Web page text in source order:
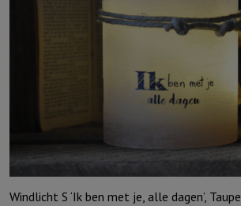
Windlicht S ‘Ik ben met je, alle dagen’, Taupe